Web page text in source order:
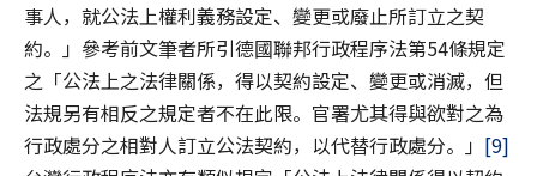
事人，就公法上權利義務設定、變更或廢止所訂立之契
約。」參考前文筆者所引德國聯邦行政程序法第54條規定
之「公法上之法律關係，得以契約設定、變更或消滅，但
法規另有相反之規定者不在此限。官署尤其得與欲對之為
行政處分之相對人訂立公法契約，以代替行政處分。」 [9]